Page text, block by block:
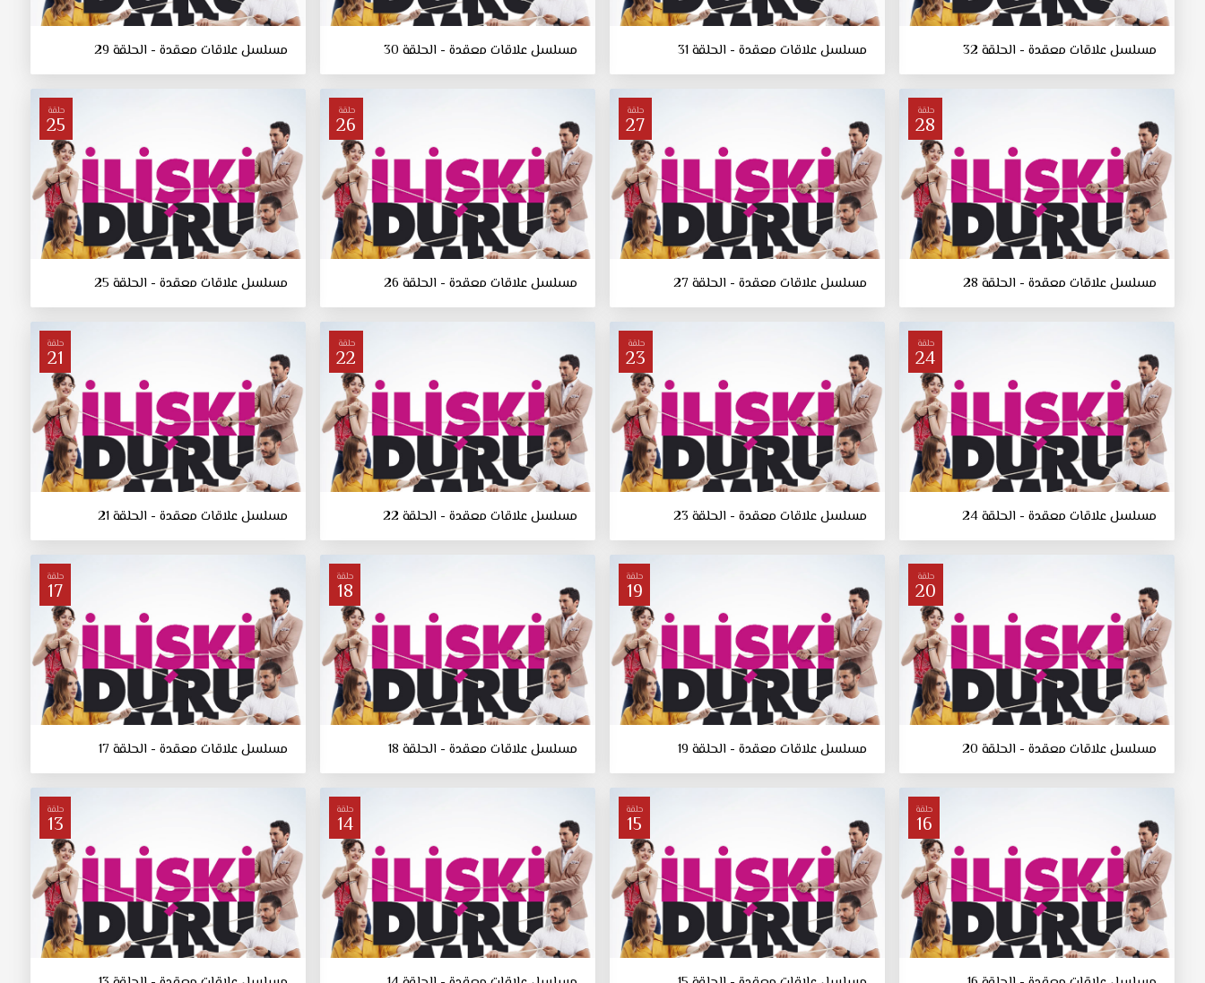
مسلسل علاقات معقدة - الحلقة 32 مسلسل علاقات معقدة - الحلقة 31 مسلسل علاقات معقدة - الحلقة 30 مسلسل علاقات معقدة - الحلقة 29
حلقة
28
مسلسل علاقات معقدة - الحلقة 28
حلقة
27
مسلسل علاقات معقدة - الحلقة 27
حلقة
26
مسلسل علاقات معقدة - الحلقة 26
حلقة
25
مسلسل علاقات معقدة - الحلقة 25
حلقة
24
مسلسل علاقات معقدة - الحلقة 24
حلقة
23
مسلسل علاقات معقدة - الحلقة 23
حلقة
22
مسلسل علاقات معقدة - الحلقة 22
حلقة
21
مسلسل علاقات معقدة - الحلقة 21
حلقة
20
مسلسل علاقات معقدة - الحلقة 20
حلقة
19
مسلسل علاقات معقدة - الحلقة 19
حلقة
18
مسلسل علاقات معقدة - الحلقة 18
حلقة
17
مسلسل علاقات معقدة - الحلقة 17
حلقة
16
حلقة
15
حلقة
14
حلقة
13